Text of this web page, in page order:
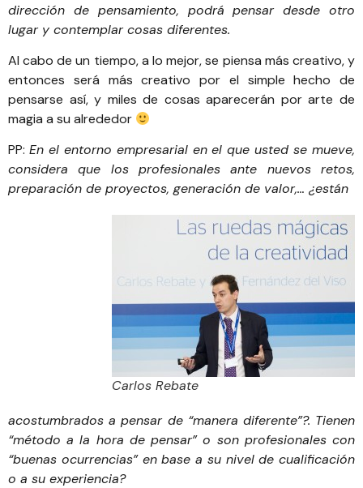
dirección de pensamiento, podrá pensar desde otro
lugar y contemplar cosas diferentes.
Al cabo de un tiempo, a lo mejor, se piensa más creativo, y
entonces será más creativo por el simple hecho de
pensarse así, y miles de cosas aparecerán por arte de
magia a su alrededor
PP: En el entorno empresarial en el que usted se mueve,
considera que los profesionales ante nuevos retos,
preparación de proyectos, generación de valor,… ¿están
Carlos Rebate
acostumbrados a pensar de “manera diferente”?. Tienen
“método a la hora de pensar” o son profesionales con
“buenas ocurrencias” en base a su nivel de cualificación
o a su experiencia?